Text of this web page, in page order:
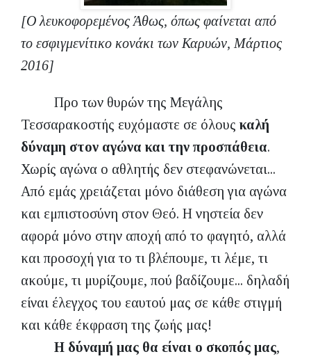
[Ο λευκοφορεμένος Άθως, όπως φαίνεται από
το εσφιγμενίτικο κονάκι των Καρυών, Μάρτιος
2016]
Προ των θυρών της Μεγάλης
Τεσσαρακοστής ευχόμαστε σε όλους καλή
δύναμη στον αγώνα και την προσπάθεια.
Χωρίς αγώνα ο αθλητής δεν στεφανώνεται...
Από εμάς χρειάζεται μόνο διάθεση για αγώνα
και εμπιστοσύνη στον Θεό. Η νηστεία δεν
αφορά μόνο στην αποχή από το φαγητό, αλλά
και προσοχή για το τι βλέπουμε, τι λέμε, τι
ακούμε, τι μυρίζουμε, πού βαδίζουμε... δηλαδή
είναι έλεγχος του εαυτού μας σε κάθε στιγμή
και κάθε έκφραση της ζωής μας!
Η δύναμή μας θα είναι ο σκοπός μας,